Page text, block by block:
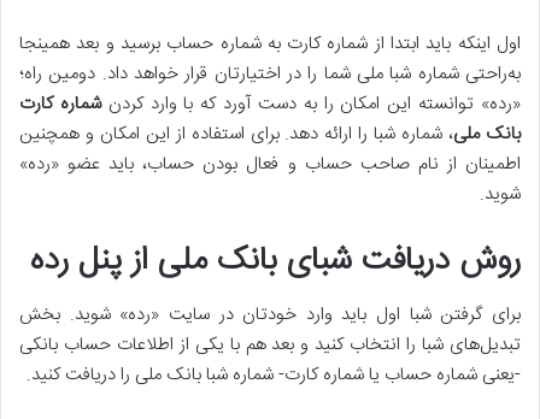
اول اینکه باید ابتدا از شماره کارت به شماره حساب‌ برسید و بعد همینجا
به‌راحتی شماره شبا ملی شما را در اختیارتان قرار خواهد داد. دومین راه؛
«رده» توانسته این امکان را به دست آورد که با وارد کردنشماره کارت
بانک ملی، شماره شبا را ارائه دهد. برای استفاده از این امکان و همچنین
اطمینان از نام صاحب حساب و فعال بودن حساب، باید عضو «رده»
شوید.
روش دریافت شبای بانک ملی از پنل رده
برای گرفتن شبا اول باید وارد خودتان در سایت «رده» شوید. بخش
تبدیل‌های شبا را انتخاب کنید و بعد هم با یکی از اطلاعات حساب بانکی
-یعنی شماره حساب یا شماره کارت- شماره شبا بانک ملی را دریافت کنید.